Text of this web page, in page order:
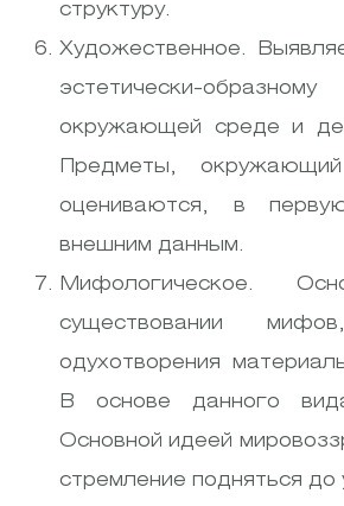
структуру.
Художественное.
эстетически-
окружающей среде и
Предметы,
оцениваются, в
внешним данным.
Мифологическое.
существовании
одухотворения
В основе данного
Основной идеей
стремление подняться до